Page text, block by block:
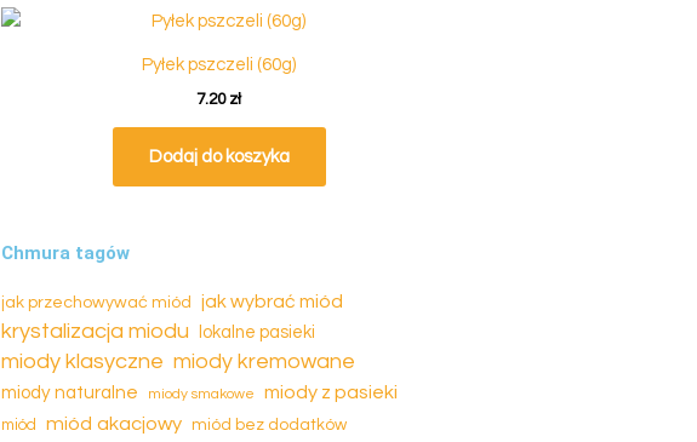
Pyłek pszczeli (60g)
7.20 zł
Dodaj do koszyka
Chmura tagów
jak przechowywać miód jak wybrać miód
krystalizacja miodu lokalne pasieki
miody klasyczne miody kremowane
miody naturalne miody smakowe miody z pasieki
miód miód akacjowy miód bez dodatków